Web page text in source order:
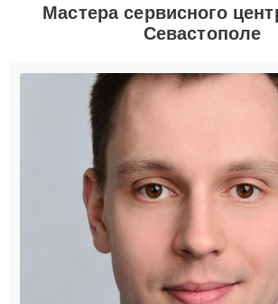
Мастера сервисного
Севастополе